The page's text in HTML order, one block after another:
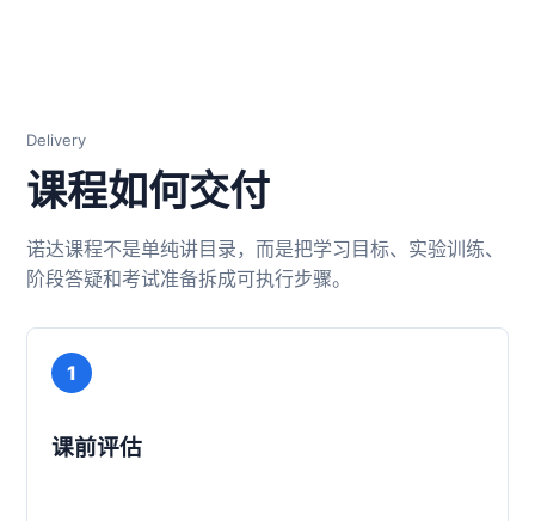
Delivery
课程如何交付
诺达课程不是单纯讲目录，而是把学习目标、实验训练、
阶段答疑和考试准备拆成可执行步骤。
1
课前评估